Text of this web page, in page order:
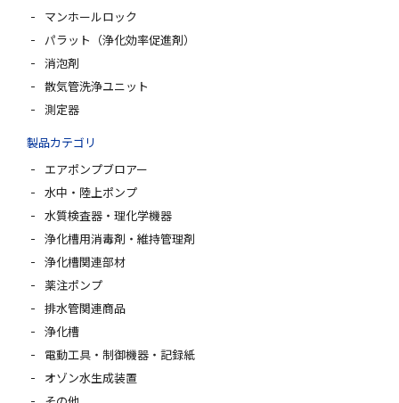
マンホールロック
パラット（浄化効率促進剤）
消泡剤
散気管洗浄ユニット
測定器
製品カテゴリ
エアポンプブロアー
水中・陸上ポンプ
水質検査器・理化学機器
浄化槽用消毒剤・維持管理剤
浄化槽関連部材
薬注ポンプ
排水管関連商品
浄化槽
電動工具・制御機器・記録紙
オゾン水生成装置